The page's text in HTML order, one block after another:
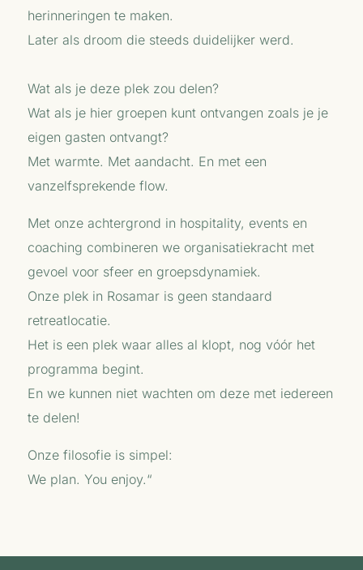
herinneringen te maken.
Later als droom die steeds duidelijker werd.
Wat als je deze plek zou delen?
Wat als je hier groepen kunt ontvangen zoals je je
eigen gasten ontvangt?
Met warmte. Met aandacht. En met een
vanzelfsprekende flow.
Met onze achtergrond in hospitality, events en
coaching combineren we organisatiekracht met
gevoel voor sfeer en groepsdynamiek.
Onze plek in Rosamar is geen standaard
retreatlocatie.
Het is een plek waar alles al klopt, nog vóór het
programma begint.
En we kunnen niet wachten om deze met iedereen
te delen!
Onze filosofie is simpel:
We plan. You enjoy.“